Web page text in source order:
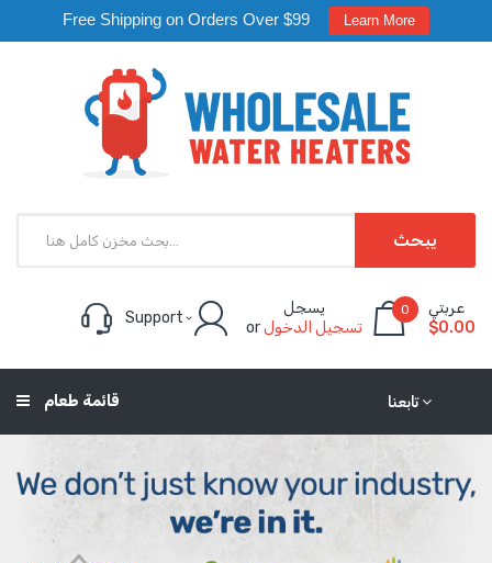
Free Shipping on Orders Over $99 Learn More
يبحث
Support
يسجل
orتسجيل الدخول
0
عربتي
$0.00
تابعنا قائمة طعام